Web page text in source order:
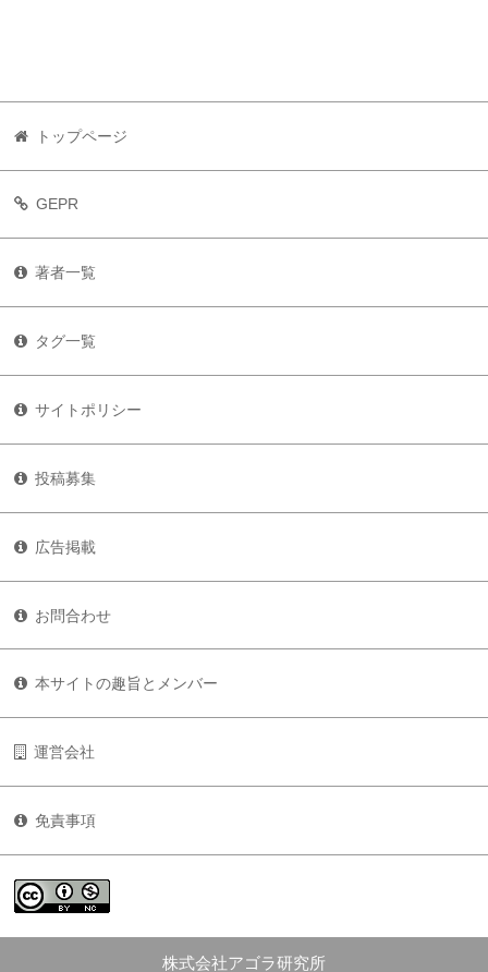
トップページ
GEPR
著者一覧
タグ一覧
サイトポリシー
投稿募集
広告掲載
お問合わせ
本サイトの趣旨とメンバー
運営会社
免責事項
株式会社アゴラ研究所